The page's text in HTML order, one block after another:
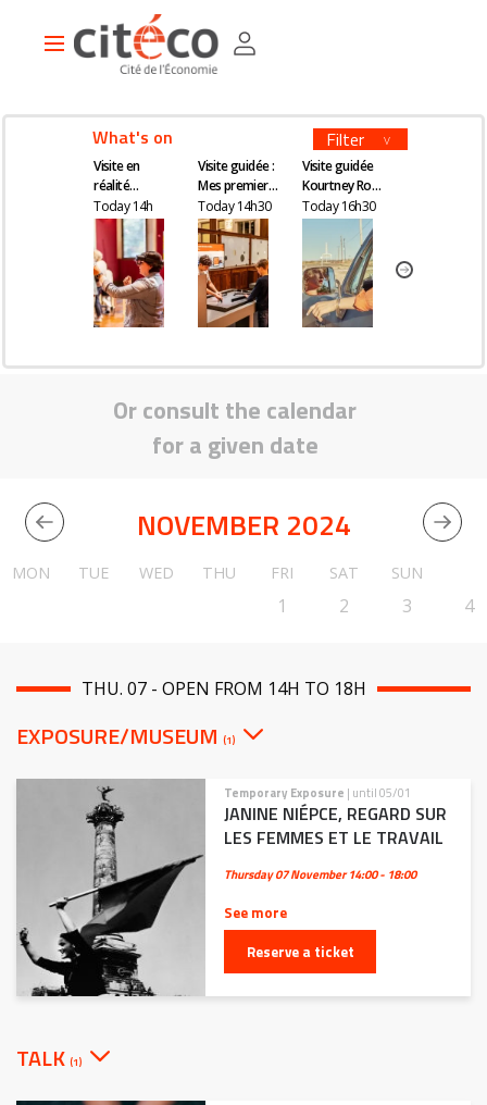
Main
What's on Filter
Visite en
réalité
augmentée
Today 14h
Visite guidée :
Mes premiers
pas en
économie
Today 14h30
Visite guidée
Kourtney Roy -
All Inclusive
Today 16h30
Or consult the calendar
for a given date
NOVEMBER 2024
MON TUE WED THU FRI SAT SUN
1 2 3 4
THU. 07 - OPEN FROM 14H TO 18H
EXPOSURE/MUSEUM (1)
Temporary Exposure | until 05/01
JANINE NIÉPCE, REGARD SUR
LES FEMMES ET LE TRAVAIL
Thursday 07 November14:00 - 18:00
See more
Reserve a ticket
TALK (1)
Cookies management panel